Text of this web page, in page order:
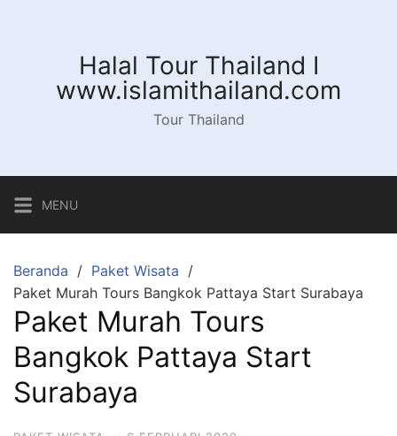
Halal Tour Thailand I
www.islamithailand.com
Tour Thailand
MENU
Beranda
Paket Wisata
Paket Murah Tours Bangkok Pattaya Start Surabaya
Paket Murah Tours
Bangkok Pattaya Start
Surabaya